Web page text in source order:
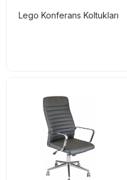
Lego Konferans Koltukları